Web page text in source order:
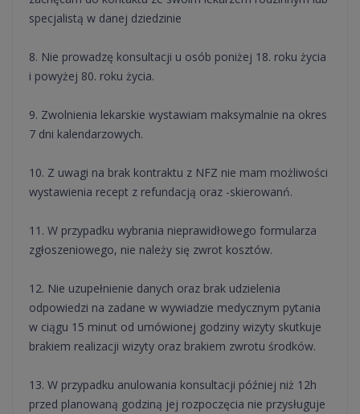
specjalistą w danej dziedzinie
8. Nie prowadzę konsultacji u osób poniżej 18. roku życia
i powyżej 80. roku życia.
9. Zwolnienia lekarskie wystawiam maksymalnie na okres
7 dni kalendarzowych.
10. Z uwagi na brak kontraktu z NFZ nie mam możliwości
wystawienia recept z refundacją oraz -skierowanń.
11. W przypadku wybrania nieprawidłowego formularza
zgłoszeniowego, nie należy się zwrot kosztów.
12. Nie uzupełnienie danych oraz brak udzielenia
odpowiedzi na zadane w wywiadzie medycznym pytania
w ciągu 15 minut od umówionej godziny wizyty skutkuje
brakiem realizacji wizyty oraz brakiem zwrotu środków.
13. W przypadku anulowania konsultacji później niż 12h
przed planowaną godziną jej rozpoczęcia nie przysługuje